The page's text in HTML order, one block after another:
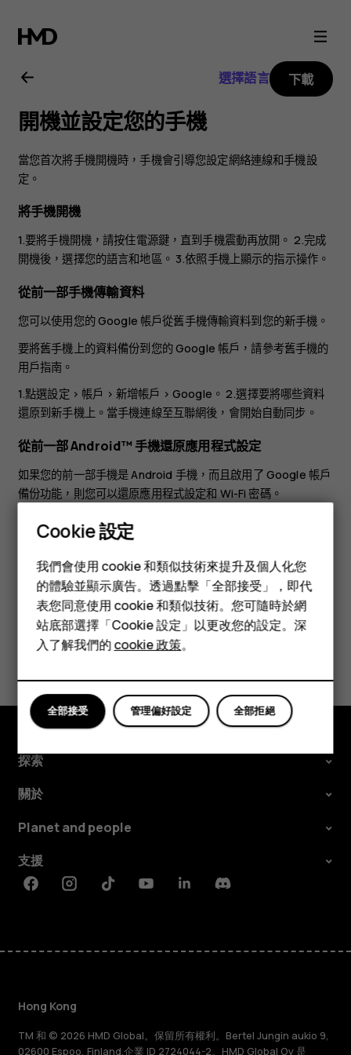
Nokia
C2
用
戶
指
南
智慧型手機
功能型手機
配件
平板電腦
選擇語言 下載
開機並設定您的手機
當您首次將手機開機時，手機會引導您設定網絡連線和手機設
定。
將手機開機
1.要將手機開機，請按住電源鍵，直到手機震動再放開。 2.完成
開機後，選擇您的語言和地區。 3.依照手機上顯示的指示操作。
從前一部手機傳輸資料
您可以使用您的 Google 帳戶從舊手機傳輸資料到您的新手機。
要將舊手機上的資料備份到您的 Google 帳戶，請參考舊手機的
用戶指南。
1.點選設定 > 帳戶 > 新增帳戶 > Google 。 2.選擇要將哪些資料
還原到新手機上。當手機連線至互聯網後，會開始自動同步。
從前一部 Android™ 手機還原應用程式設定
如果您的前一部手機是 Android 手機，而且啟用了 Google 帳戶
備份功能，則您可以還原應用程式設定和 Wi-Fi 密碼。
系統>進階
設定為開啟。
您認為這有幫助嗎？
是 否
探索
關於
Planet and people
支援
FacebookInstagramTiktokYoutubeLinkedinDiscord
Hong Kong
TM 和 © 2026 HMD Global。保留所有權利。Bertel Jungin aukio 9,
02600 Espoo, Finland.企業 ID 2724044-2。HMD Global Oy 是
Cookie 設定
我們會使用 cookie 和類似技術來提升及個人化您
的體驗並顯示廣告。透過點擊「全部接受」，即代
表您同意使用 cookie 和類似技術。您可隨時於網
站底部選擇「Cookie 設定」以更改您的設定。深
入了解我們的cookie 政策。
全部拒絕
管理偏好設定
全部接受